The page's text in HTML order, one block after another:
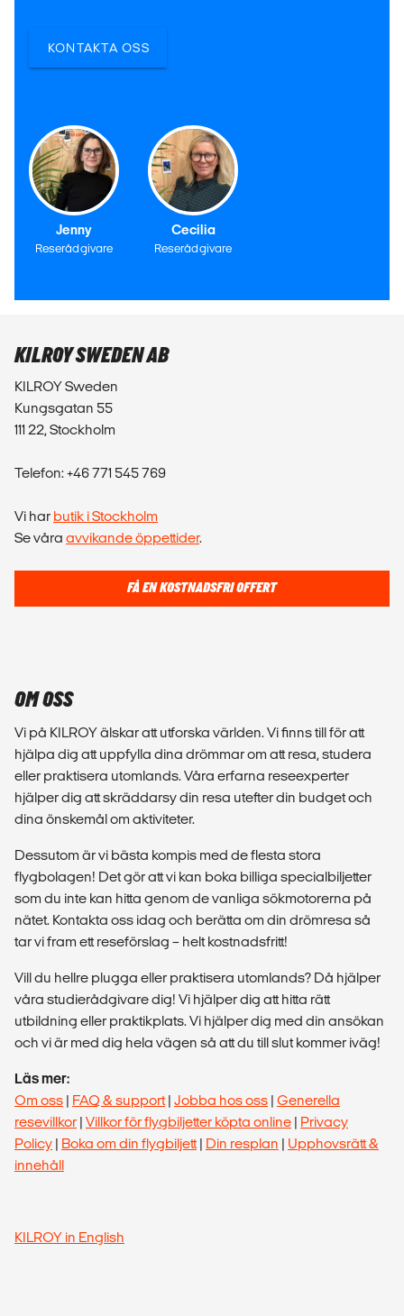
KONTAKTA OSS
Jenny
Reserådgivare
Cecilia
Reserådgivare
KILROY SWEDEN AB
KILROY Sweden
Kungsgatan 55
111 22, Stockholm
Telefon: +46 771 545 769
Vi har butik i Stockholm
Se våra avvikande öppettider.
FÅ EN KOSTNADSFRI OFFERT
OM OSS
Vi på KILROY älskar att utforska världen. Vi finns till för att
hjälpa dig att uppfylla dina drömmar om att resa, studera
eller praktisera utomlands. Våra erfarna reseexperter
hjälper dig att skräddarsy din resa utefter din budget och
dina önskemål om aktiviteter.
Dessutom är vi bästa kompis med de flesta stora
flygbolagen! Det gör att vi kan boka billiga specialbiljetter
som du inte kan hitta genom de vanliga sökmotorerna på
nätet. Kontakta oss idag och berätta om din drömresa så
tar vi fram ett reseförslag – helt kostnadsfritt!
Vill du hellre plugga eller praktisera utomlands? Då hjälper
våra studierådgivare dig! Vi hjälper dig att hitta rätt
utbildning eller praktikplats. Vi hjälper dig med din ansökan
och vi är med dig hela vägen så att du till slut kommer iväg!
Läs mer:
Om oss | FAQ & support| Jobba hos oss | Generella
resevillkor | Villkor för flygbiljetter köpta online | Privacy
Policy | Boka om din flygbiljett| Din resplan | Upphovsrätt &
innehåll
KILROY in English